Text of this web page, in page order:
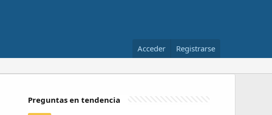
Acceder Registrarse
Preguntas en tendencia